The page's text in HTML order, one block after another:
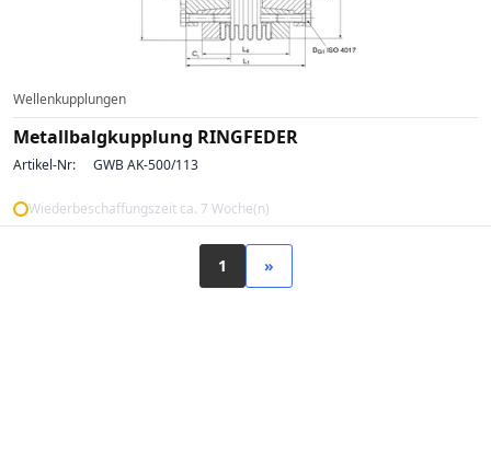
Wellenkupplungen
Metallbalgkupplung RINGFEDER
Artikel-Nr: GWB AK-500/113
Wiederbeschaffungszeit ca. 7 Woche(n)
1 »